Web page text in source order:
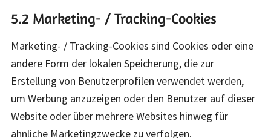
5.2 Marketing- / Tracking-Cookies
Marketing- / Tracking-Cookies sind Cookies oder eine
andere Form der lokalen Speicherung, die zur
Erstellung von Benutzerprofilen verwendet werden,
um Werbung anzuzeigen oder den Benutzer auf dieser
Website oder über mehrere Websites hinweg für
ähnliche Marketingzwecke zu verfolgen.